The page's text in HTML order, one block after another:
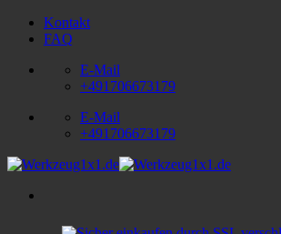
Zum
Inhalt
Kontakt
FAQ
E-Mail
+491706673179
E-Mail
+491706673179